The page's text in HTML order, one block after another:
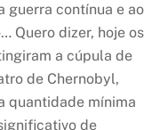
guerra contínua e ao
Quero dizer, hoje os
a cúpula de
de Chernobyl,
quantidade mínima
de